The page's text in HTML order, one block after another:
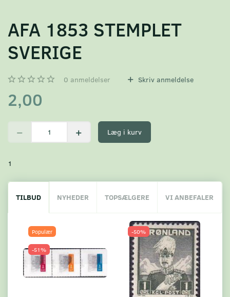
AFA 1853 STEMPLET
SVERIGE
0 anmeldelser Skriv anmeldelse
2,00
Læg i kurv
1
TILBUD NYHEDER TOPSÆLGERE VI ANBEFALER
Populær
-51%
-50%